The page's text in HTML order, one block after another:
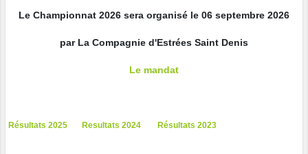
Le Championnat 2026 sera organisé le 06 septembre 2026
par La Compagnie d'Estrées Saint Denis
Le mandat
Résultats 2025 Resultats 2024 Résultats 2023